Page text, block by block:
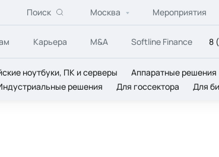
Поиск Москва Мероприятия
Карьера M&A Softline Finance 8
ноутбуки, ПК и серверы Аппаратные решения
решения Для госсектора Для